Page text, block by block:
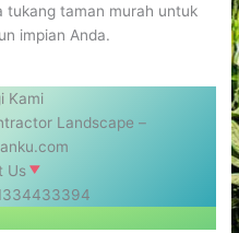
tukang taman murah untuk
impian Anda.
Kami
Landscape –
Us